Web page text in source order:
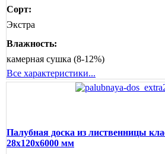
Сорт:
Экстра
Влажность:
камерная сушка (8-12%)
Все характеристики...
Палубная доска из лиственницы
28x120x6000 мм